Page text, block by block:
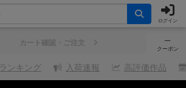
ログイン
─
クーポン
カート確認・ご注文
ランキング 入荷速報 高評価作品